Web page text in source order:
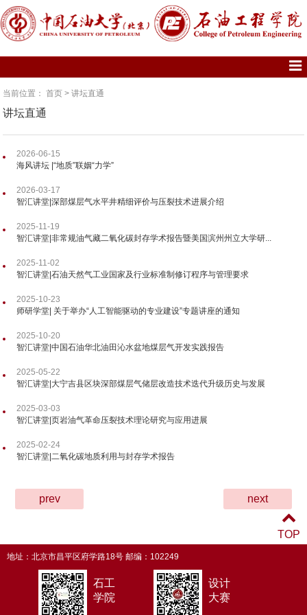
当前位置：首页 >讲坛直通
讲坛直通
2026-06-15
海风讲坛 |“地质”联姻“力学”
2026-03-17
智汇讲堂|深部煤层气水平井精细评价与压裂技术进展介绍
2025-11-19
智汇讲堂|非常规油气藏二氧化碳封存学术报告暨美国滨州州立大学研...
2025-11-02
智汇讲堂|石油天然气工业国家及行业标准制修订程序与管理要求
2025-10-23
师研学堂| 关于举办“人工智能驱动的专业建设”专题讲座的通知
2025-10-20
智汇讲堂|中国石油华北油田沁水盆地煤层气开发实践报告
2025-05-22
智汇讲堂|大宁吉县区块深部煤层气储层改造技术迭代升级历史与发展
2025-03-03
智汇讲堂|页岩油气革命压裂技术理论研究与应用进展
2025-02-24
智汇讲堂|二氧化碳地质利用与封存学术报告
prev next
地址：北京市昌平区府学路18号 邮编：102249
石工
学院
设计
大赛
TOP